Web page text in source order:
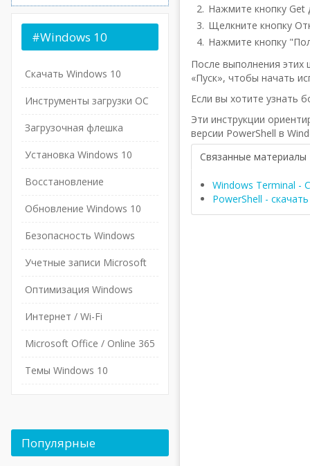
Нажмите кнопку Get
Щелкните кнопку
Нажмите кнопку
После выполнения
«Пуск», чтобы начать
Если вы хотите узнать
Эти инструкции
версии PowerShell в
Связанные материалы
Windows Terminal -
PowerShell -
#Windows 10
Скачать Windows 10
Инструменты загрузки ОС
Загрузочная флешка
Установка Windows 10
Восстановление
Обновление Windows 10
Безопасность Windows
Учетные записи Microsoft
Оптимизация Windows
Интернет / Wi-Fi
Microsoft Office / Online 365
Темы Windows 10
Популярные